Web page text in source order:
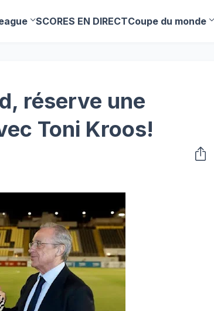
SCORES EN DIRECTCoupe du monde
réserve une
Toni Kroos!